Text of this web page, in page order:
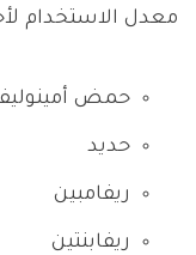
معدل الاستخدام
حمض
حديد
ريفامبين
ريفابنتين